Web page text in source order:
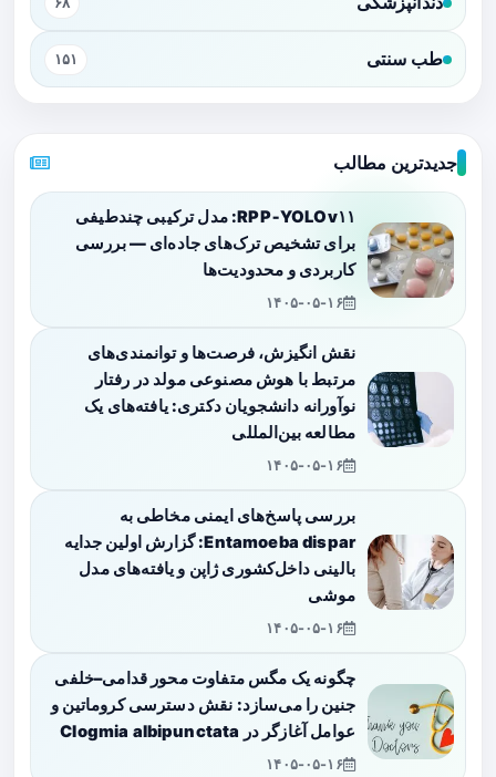
طب سنتی ۱۵۱
جدیدترین مطالب
RPP‑YOLOv۱۱: مدل ترکیبی چندطیفی
برای تشخیص ترک‌های جاده‌ای — بررسی
کاربردی و محدودیت‌ها
۱۴۰۵-۰۵-۱۶
نقش انگیزش، فرصت‌ها و توانمندی‌های
مرتبط با هوش مصنوعی مولد در رفتار
نوآورانه دانشجویان دکتری: یافته‌های یک
مطالعه بین‌المللی
۱۴۰۵-۰۵-۱۶
بررسی پاسخ‌های ایمنی مخاطی به
Entamoeba dispar: گزارش اولین جدایه
بالینی داخل‌کشوری ژاپن و یافته‌های مدل
موشی
۱۴۰۵-۰۵-۱۶
چگونه یک مگس متفاوت محور قدامی–خلفی
جنین را می‌سازد: نقش دسترسی کروماتین و
عوامل آغازگر در Clogmia albipunctata
۱۴۰۵-۰۵-۱۶